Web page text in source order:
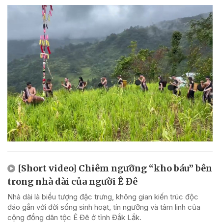
[Short video] Chiêm ngưỡng “kho báu” bên
trong nhà dài của người Ê Đê
Nhà dài là biểu tượng đặc trưng, không gian kiến trúc độc
đáo gắn với đời sống sinh hoạt, tín ngưỡng và tâm linh của
cộng đồng dân tộc Ê Đê ở tỉnh Đắk Lắk.